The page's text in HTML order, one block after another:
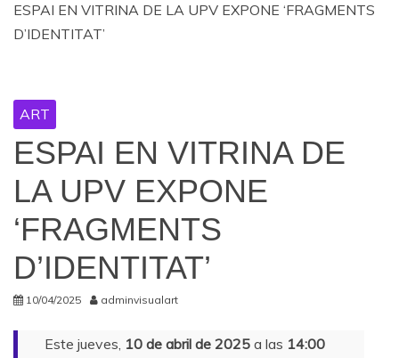
ESPAI EN VITRINA DE LA UPV EXPONE ‘FRAGMENTS
D’IDENTITAT’
ART
ESPAI EN VITRINA DE
LA UPV EXPONE
‘FRAGMENTS
D’IDENTITAT’
10/04/2025 adminvisualart
Este jueves, 10 de abril de 2025 a las 14:00